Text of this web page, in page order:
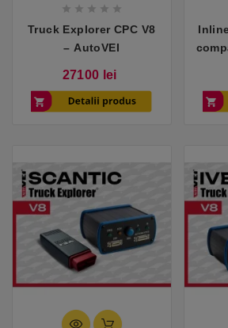
    
Truck Explorer CPC V8
– AutoVEI
27100 lei